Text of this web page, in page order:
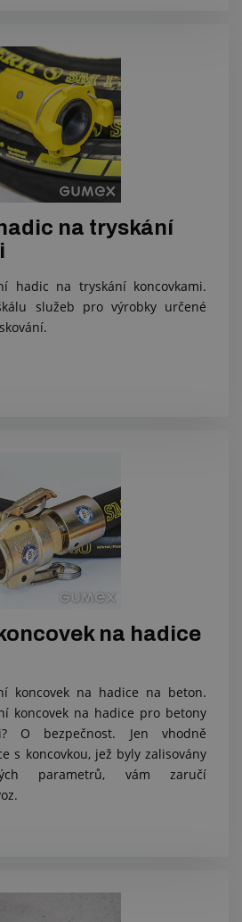
na tryskání
hadic na tryskání koncovkami.
služeb pro výrobky určené
na hadice
koncovek na hadice na beton.
koncovek na hadice pro betony
O bezpečnost. Jen vhodně
s koncovkou, jež byly zalisovány
parametrů, vám zaručí